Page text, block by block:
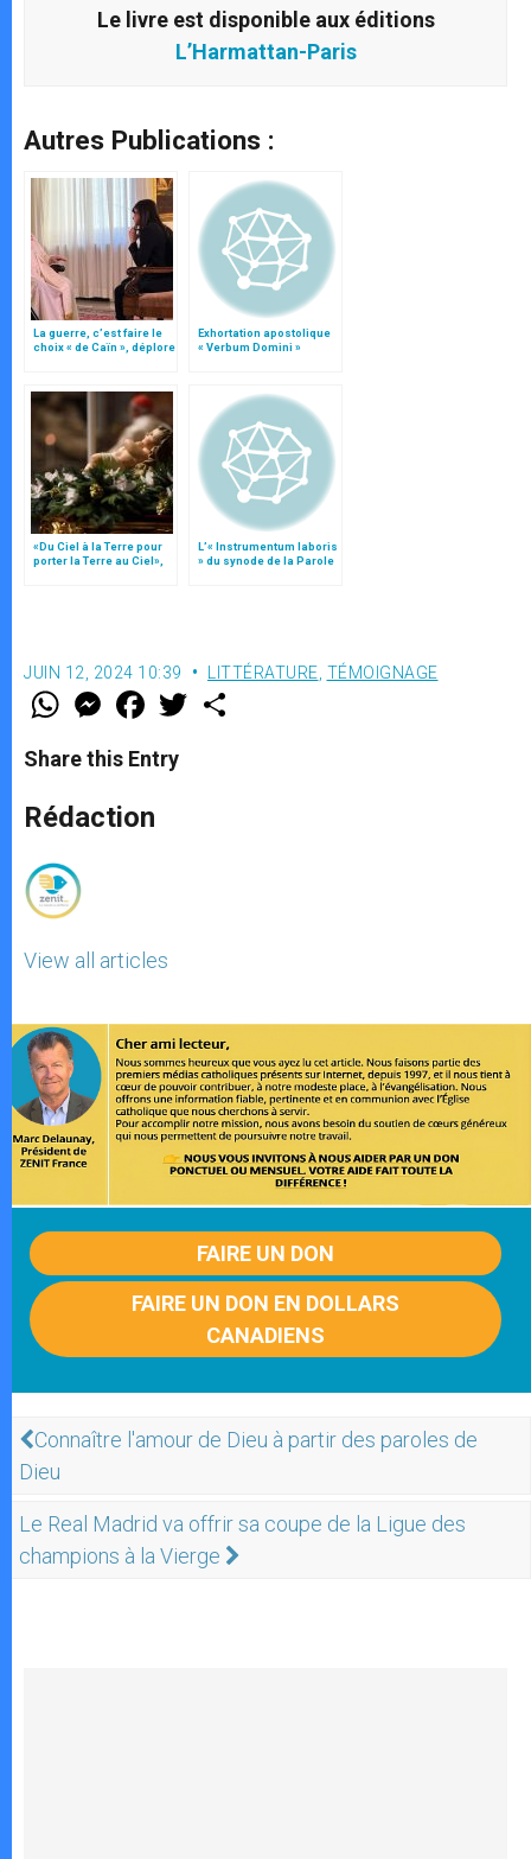
Le livre est disponible aux éditions
L’Harmattan-Paris
Autres Publications :
La guerre, c’est faire le
choix « de Caïn », déplore
Exhortation apostolique
« Verbum Domini »
«Du Ciel à la Terre pour
porter la Terre au Ciel»,
L’« Instrumentum laboris
» du synode de la Parole
JUIN 12, 2024 10:39 LITTÉRATURE TÉMOIGNAGE
W
t
s
p
p
M
e
s
e
g
e
F
a
e
b
o
k
w
Share this Entry
Rédaction
View all articles
FAIRE UN DON
FAIRE UN DON EN DOLLARS
CANADIENS
Connaître l'amour de Dieu à partir des paroles de
Dieu
Le Real Madrid va offrir sa coupe de la Ligue des
champions à la Vierge